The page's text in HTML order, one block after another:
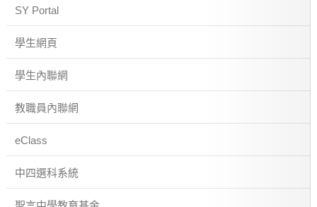
SY Portal
學生網頁
學生內聯網
教職員內聯網
eClass
中四選科系統